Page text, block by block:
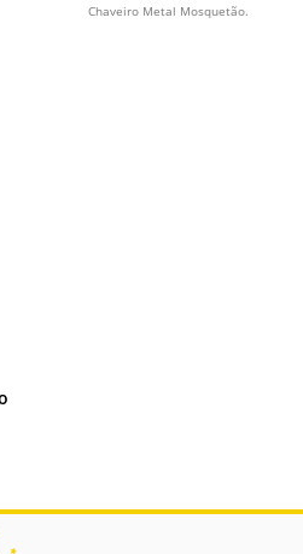
Chaveiro Metal Mosquetão.